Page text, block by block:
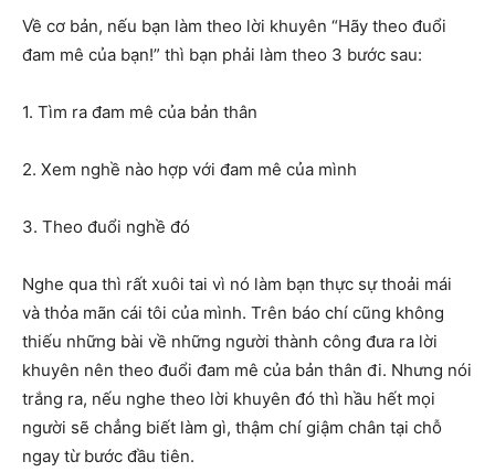
Về cơ bản, nếu bạn làm theo lời khuyên “Hãy theo đuổi
đam mê của bạn!” thì bạn phải làm theo 3 bước sau:
1. Tìm ra đam mê của bản thân
2. Xem nghề nào hợp với đam mê của mình
3. Theo đuổi nghề đó
Nghe qua thì rất xuôi tai vì nó làm bạn thực sự thoải mái
và thỏa mãn cái tôi của mình. Trên báo chí cũng không
thiếu những bài về những người thành công đưa ra lời
khuyên nên theo đuổi đam mê của bản thân đi. Nhưng nói
trắng ra, nếu nghe theo lời khuyên đó thì hầu hết mọi
người sẽ chẳng biết làm gì, thậm chí giậm chân tại chỗ
ngay từ bước đầu tiên.